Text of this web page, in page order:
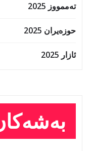
تەممووز 2025
حوزه‌یران 2025
ئازار 2025